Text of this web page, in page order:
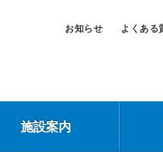
お知らせ よくある
施設案内